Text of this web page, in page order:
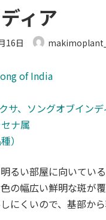
ィア
16日
of India
サ、ソングオブインデ
ナ属
）
るい部屋に向いている
の幅広い鮮明な斑が
にくいので、基部か